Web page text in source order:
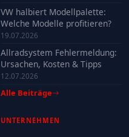
VW halbiert Modellpalette:
Welche Modelle profitieren?
19.07.2026
Allradsystem Fehlermeldung:
Ursachen, Kosten & Tipps
12.07.2026
Alle Beiträge
UNTERNEHMEN